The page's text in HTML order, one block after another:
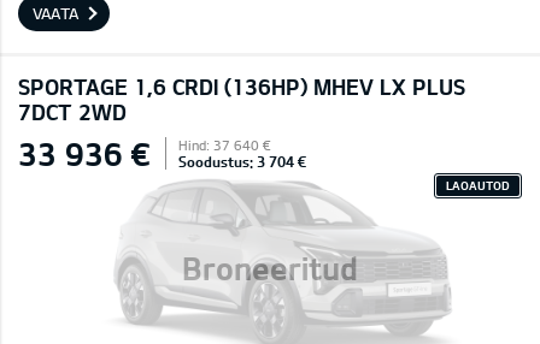
VAATA
SPORTAGE 1,6 CRDI (136HP) MHEV LX PLUS
7DCT 2WD
Broneeritud
33 936 € Hind: 37 640 €
Soodustus: 3 704 €
LAOAUTOD